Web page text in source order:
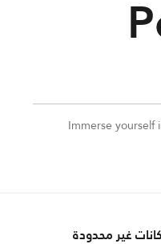
Immerse
غير محدودة